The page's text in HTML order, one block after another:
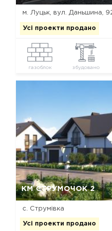
м. Луцьк, вул. Даньшина,
Усі проекти продано
газоблок збудовано
КМ СТРУМОЧОК 2
с. Струмівка
Усі проекти продано
Так,